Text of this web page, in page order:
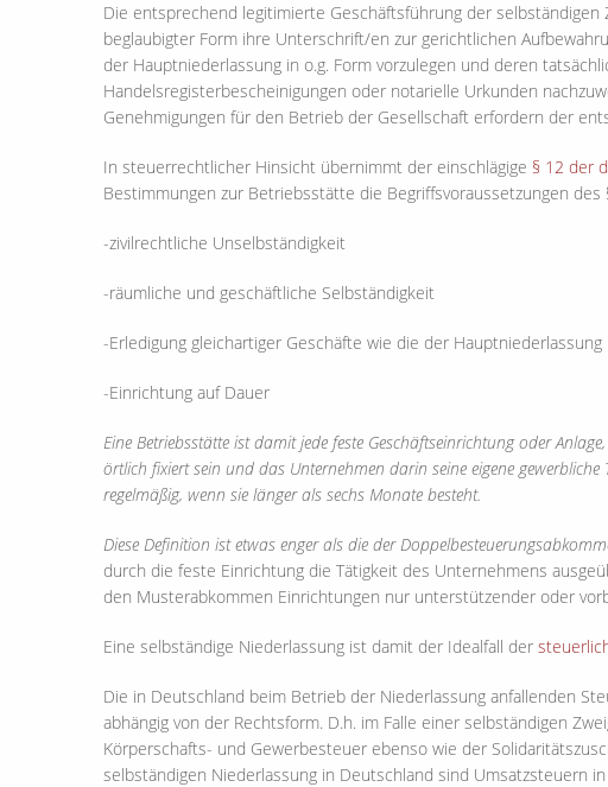
Die entsprechend legitimierte Geschäftsführung der
beglaubigter Form ihre Unterschrift/en zur gerichtlichen
der Hauptniederlassung in o.g. Form vorzulegen und deren
Handelsregisterbescheinigungen oder notarielle Urkunden
Genehmigungen für den Betrieb der Gesellschaft erfordern der
In steuerrechtlicher Hinsicht übernimmt der einschlägige § 12 der
Bestimmungen zur Betriebsstätte die Begriffsvoraussetzungen des
-zivilrechtliche Unselbständigkeit
-räumliche und geschäftliche Selbständigkeit
-Erledigung gleichartiger Geschäfte wie die der Hauptniederlassung
-Einrichtung auf Dauer
Eine Betriebsstätte ist damit jede feste Geschäftseinrichtung oder
örtlich fixiert sein und das Unternehmen darin seine eigene
regelmäßig, wenn sie länger als sechs Monate besteht.
Diese Definition ist etwas enger als die der
durch die feste Einrichtung die Tätigkeit des Unternehmens
den Musterabkommen Einrichtungen nur unterstützender oder
Eine selbständige Niederlassung ist damit der Idealfall der
Die in Deutschland beim Betrieb der Niederlassung anfallenden
abhängig von der Rechtsform. D.h. im Falle einer selbständigen
Körperschafts- und Gewerbesteuer ebenso wie der
selbständigen Niederlassung in Deutschland sind Umsatzsteuern